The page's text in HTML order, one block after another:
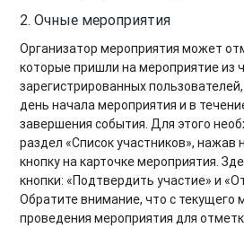
2. Очные мероприятия
Организатор мероприятия может
которые пришли на мероприятие из
зарегистрированных
день начала мероприятия и в
завершения события. Для этого
раздел «Список участников»,
кнопку на карточке мероприятия.
кнопки: «Подтвердить участие» и
Обратите внимание, что с текущего
проведения мероприятия для